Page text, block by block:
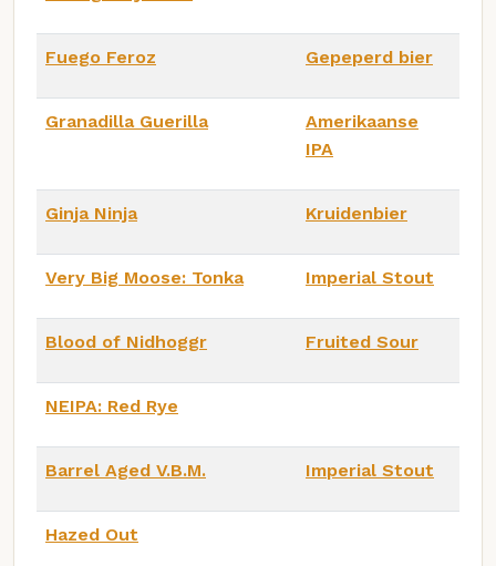
Fuego Feroz Gepeperd bier
Granadilla Guerilla
Amerikaanse
IPA
Ginja Ninja Kruidenbier
Very Big Moose: Tonka Imperial Stout
Blood of Nidhoggr Fruited Sour
NEIPA: Red Rye
Barrel Aged V.B.M. Imperial Stout
Hazed Out